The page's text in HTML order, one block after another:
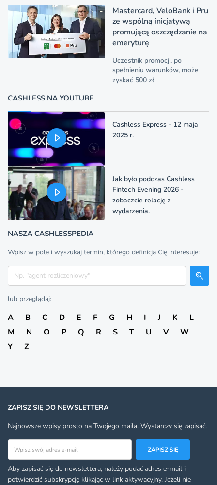
Mastercard, VeloBank i Pru
ze wspólną inicjatywą
promującą oszczędzanie na
emeryturę
Uczestnik promocji, po
spełnieniu warunków, może
zyskać 500 zł
CASHLESS NA YOUTUBE
Cashless Express - 12 maja
2025 r.
Jak było podczas Cashless
Fintech Evening 2026 -
zobaczcie relację z
wydarzenia.
NASZA CASHLESSPEDIA
Wpisz w pole i wyszukaj termin, którego definicja Cię interesuje:
Szukaj
lub przeglądaj:
A B C D E F G H I J K
L
M
N O P Q R S T U V
W
Y
Z
ZAPISZ SIĘ DO NEWSLETTERA
Najnowsze wpisy prosto na Twojego maila. Wystarczy się zapisać.
ZAPISZ SIĘ
Aby zapisać się do newslettera, należy podać adres e-mail i
potwierdzić subskrypcję klikając w link aktywacyjny. Jeżeli nie